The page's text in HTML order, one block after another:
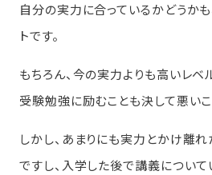
自分の実力に合っているかどうか
トです。
もちろん、今の実力よりも高いレベ
受験勉強に励むことも決して悪いこ
しかし、あまりにも実力とかけ離
ですし、入学した後で講義につい